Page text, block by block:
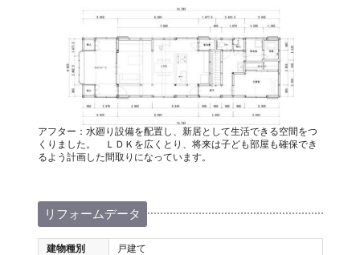
アフター：水廻り設備を配置し、新居として生活できる空間をつ
くりました。 ＬＤＫを広くとり、将来は子ども部屋も確保でき
るよう計画した間取りになっています。
リフォームデータ
建物種別
戸建て